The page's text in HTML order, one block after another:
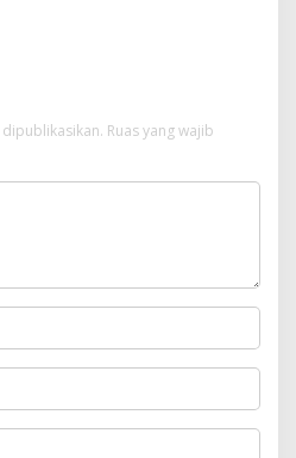
Ruas yang wajib